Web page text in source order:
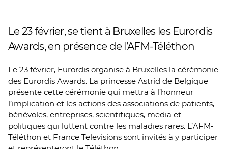
Le 23 février, se tient à Bruxelles les Eurordis
Awards, en présence de l’AFM-Téléthon
Le 23 février, Eurordis organise à Bruxelles la cérémonie
des Eurordis Awards. La princesse Astrid de Belgique
présente cette cérémonie qui mettra à l’honneur
l’implication et les actions des associations de patients,
bénévoles, entreprises, scientifiques, media et
politiques qui luttent contre les maladies rares. L’AFM-
Téléthon et France Televisions sont invités à y participer